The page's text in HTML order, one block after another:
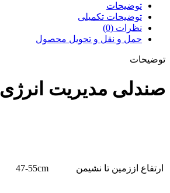
توضیحات
توضیحات تکمیلی
نظرات (0)
حمل و نقل و تحویل محصول
توضیحات
صندلی مدیریت انرژی M 2013 F
ارتفاع اززمین تا نشیمن 47-55cm